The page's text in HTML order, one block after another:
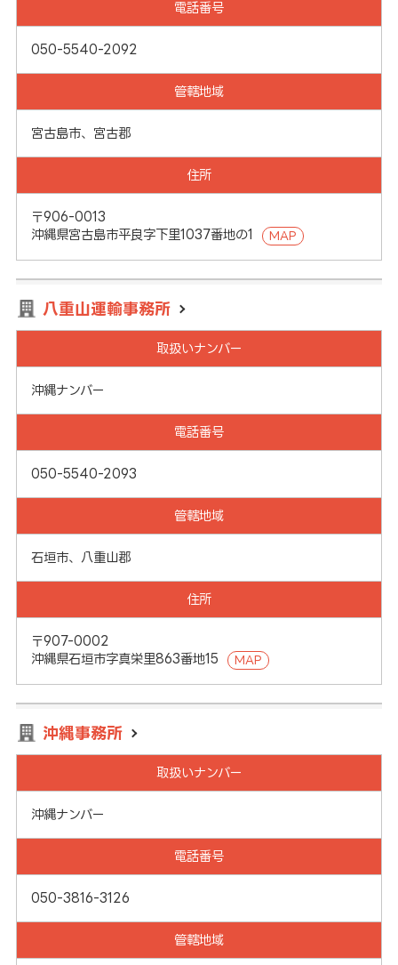
電話番号
050-5540-2092
管轄地域
宮古島市、宮古郡
住所
〒906-0013
沖縄県宮古島市平良字下里1037番地の1
MAP
八重山運輸事務所
取扱いナンバー
沖縄ナンバー
電話番号
050-5540-2093
管轄地域
石垣市、八重山郡
住所
〒907-0002
沖縄県石垣市字真栄里863番地15
MAP
沖縄事務所
取扱いナンバー
沖縄ナンバー
電話番号
050-3816-3126
管轄地域